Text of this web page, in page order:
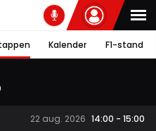
Kalender F1-stand
22 aug. 2026 14:00 - 15:00